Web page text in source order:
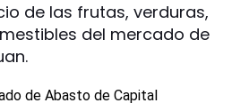
de las frutas, verduras,
del mercado de